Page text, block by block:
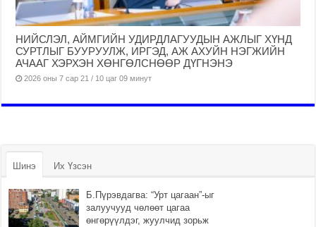
НИЙСЛЭЛ, АЙМГИЙН УДИРДЛАГУУДЫН АЖЛЫГ ХҮНД
СУРТЛЫГ БУУРУУЛЖ, ИРГЭД, АЖ АХУЙН НЭГЖИЙН
АЧААГ ХЭРХЭН ХӨНГӨЛСНӨӨР ДҮГНЭНЭ
2026 оны 7 сар 21 / 10 цаг 09 минут
Шинэ Их Үзсэн
Б.Пүрэвдагва: “Урт цагаан”-ыг
залуучууд чөлөөт цагаа
өнгөрүүлдэг, жуулчид зорьж